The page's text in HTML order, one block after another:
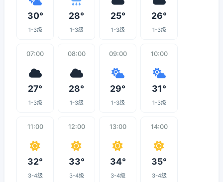
30°
1-3级
28°
1-3级
25°
1-3级
26°
1-3级
07:00
27°
1-3级
08:00
28°
1-3级
09:00
29°
1-3级
10:00
31°
1-3级
11:00
32°
3-4级
12:00
33°
3-4级
13:00
34°
3-4级
14:00
35°
3-4级